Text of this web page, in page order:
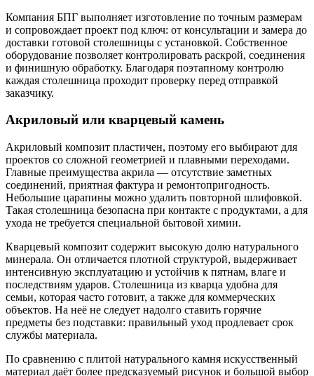
Компания БПГ выполняет изготовление по точным размерам
и сопровождает проект под ключ: от консультации и замера до
доставки готовой столешницы с установкой. Собственное
оборудование позволяет контролировать раскрой, соединения
и финишную обработку. Благодаря поэтапному контролю
каждая столешница проходит проверку перед отправкой
заказчику.
Акриловый или кварцевый камень
Акриловый композит пластичен, поэтому его выбирают для
проектов со сложной геометрией и плавными переходами.
Главные преимущества акрила — отсутствие заметных
соединений, приятная фактура и ремонтопригодность.
Небольшие царапины можно удалить повторной шлифовкой.
Такая столешница безопасна при контакте с продуктами, а для
ухода не требуется специальной бытовой химии.
Кварцевый композит содержит высокую долю натурального
минерала. Он отличается плотной структурой, выдерживает
интенсивную эксплуатацию и устойчив к пятнам, влаге и
последствиям ударов. Столешница из кварца удобна для
семьи, которая часто готовит, а также для коммерческих
объектов. На неё не следует надолго ставить горячие
предметы без подставки: правильный уход продлевает срок
службы материала.
По сравнению с плитой натурального камня искусственный
материал даёт более предсказуемый рисунок и большой выбор